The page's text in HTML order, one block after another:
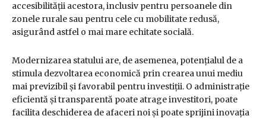
accesibilității acestora, inclusiv pentru persoanele din
zonele rurale sau pentru cele cu mobilitate redusă,
asigurând astfel o mai mare echitate socială.
Modernizarea statului are, de asemenea, potențialul de a
stimula dezvoltarea economică prin crearea unui mediu
mai previzibil și favorabil pentru investiții. O administrație
eficientă și transparentă poate atrage investitori, poate
facilita deschiderea de afaceri noi și poate sprijini inovația